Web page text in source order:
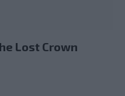
Lost Crown